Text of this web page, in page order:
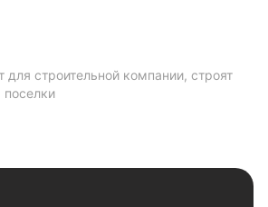
для строительной компании, строят